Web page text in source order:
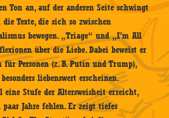
Ton an, auf der anderen Seite schwingt
Texte, die sich so zwischen
bewegen. „Triage“ und „I’m All
über die Liebe. Dabei beweist er
für Personen (z. B. Putin und Trump),
liebenswert erscheinen.
eine Stufe der Altersweisheit erreicht,
Jahre fehlen. Er zeigt tiefes